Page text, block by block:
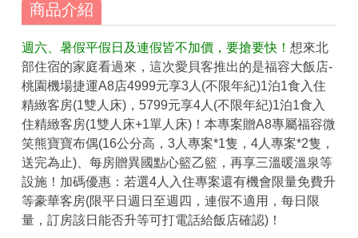
商品介紹
週六、暑假平假日及連假皆不加價，要搶要快！ 想來北
部住宿的家庭看過來，這次愛貝客推出的是福容大飯店-
桃園機場捷運A8店4999元享3人(不限年紀)1泊1食入住
精緻客房(1雙人床)，5799元享4人(不限年紀)1泊1食入
住精緻客房(1雙人床+1單人床)！本專案贈A8專屬福容微
笑熊寶寶布偶(16公分高，3人專案*1隻，4人專案*2隻，
送完為止)、每房贈異國點心籃乙籃，再享三溫暖溫泉等
設施！加碼優惠：若選4人入住專案還有機會限量免費升
等豪華客房(限平日週日至週四，連假不適用，每日限
量，訂房該日能否升等可打電話給飯店確認)！